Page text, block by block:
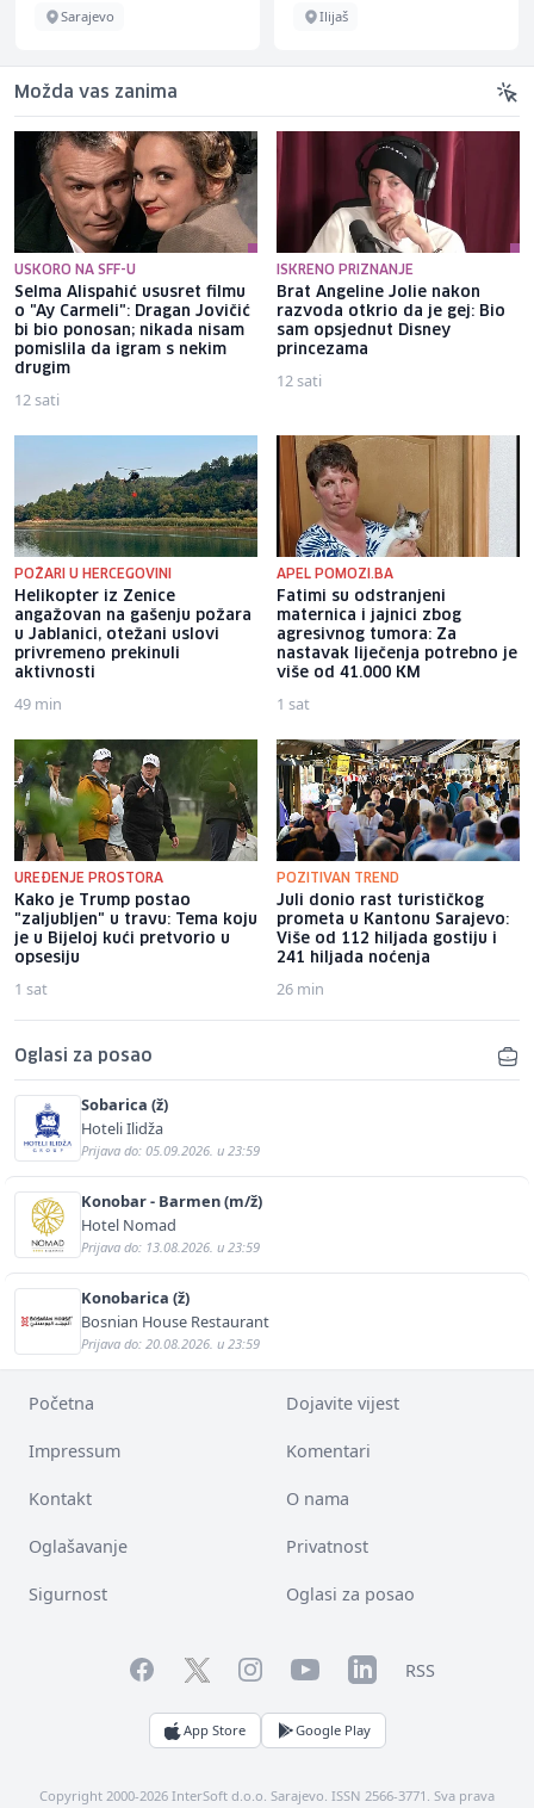
Sarajevo Ilijaš
Možda vas zanima
USKORO NA SFF-U
Selma Alispahić ususret filmu
o "Ay Carmeli": Dragan Jovičić
bi bio ponosan; nikada nisam
pomislila da igram s nekim
drugim
12 sati
ISKRENO PRIZNANJE
Brat Angeline Jolie nakon
razvoda otkrio da je gej: Bio
sam opsjednut Disney
princezama
12 sati
POŽARI U HERCEGOVINI
Helikopter iz Zenice
angažovan na gašenju požara
u Jablanici, otežani uslovi
privremeno prekinuli
aktivnosti
49 min
APEL POMOZI.BA
Fatimi su odstranjeni
maternica i jajnici zbog
agresivnog tumora: Za
nastavak liječenja potrebno je
više od 41.000 KM
1 sat
UREĐENJE PROSTORA
Kako je Trump postao
"zaljubljen" u travu: Tema koju
je u Bijeloj kući pretvorio u
opsesiju
1 sat
POZITIVAN TREND
Juli donio rast turističkog
prometa u Kantonu Sarajevo:
Više od 112 hiljada gostiju i
241 hiljada noćenja
26 min
Oglasi za posao
Sobarica (ž)
Hoteli Ilidža
Prijava do: 05.09.2026. u 23:59
Konobar - Barmen (m/ž)
Hotel Nomad
Prijava do: 13.08.2026. u 23:59
Konobarica (ž)
Bosnian House Restaurant
Prijava do: 20.08.2026. u 23:59
Početna Dojavite vijest
Impressum Komentari
Kontakt O nama
Oglašavanje Privatnost
Sigurnost Oglasi za posao
FacebookTwitterInstagramYouTubeLinkedInRSS
App Store Google Play
Copyright 2000-2026 InterSoft d.o.o. Sarajevo. ISSN 2566-3771. Sva prava